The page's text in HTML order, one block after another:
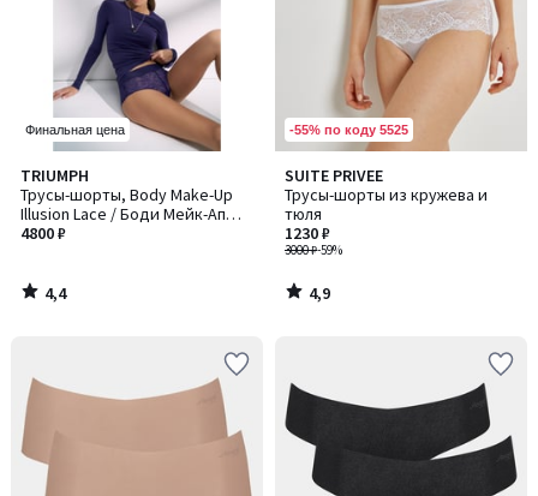
Финальная цена
TRIUMPH
Трусы-шорты, Body Make-Up
Illusion Lace / Боди Мейк-Ап
Иллюжен Лэйс
4800 ₽
4,4
/ 5
4,4
/
-55% по коду 5525
SUITE PRIVEE
Трусы-шорты из кружева и
тюля
3000 ₽-59%
1230 ₽
4,9
/ 5
4,9
/